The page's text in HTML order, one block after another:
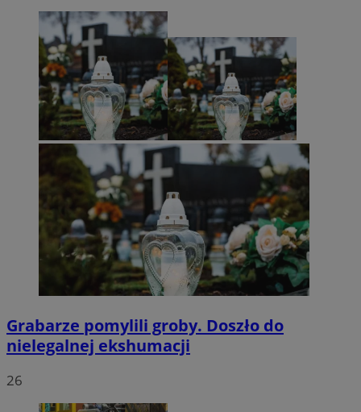
Grabarze pomylili groby. Doszło do
nielegalnej ekshumacji
26